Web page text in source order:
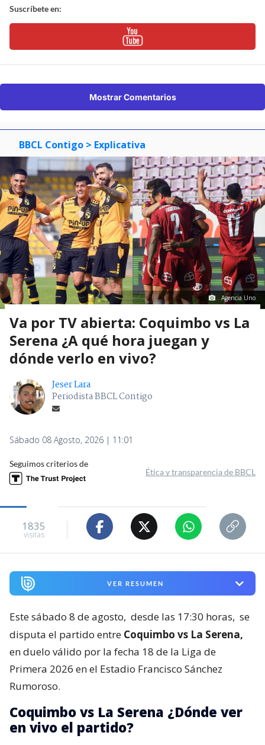
Suscríbete en:
Mostrar Comentarios
BBCL Contigo > Explicativa
Agencia Uno
Va por TV abierta: Coquimbo vs La
Serena ¿A qué hora juegan y
dónde verlo en vivo?
Jeser Lara
Periodista BBCL Contigo
Sábado 08 Agosto, 2026 | 11:01
Seguimos criterios de
Ética y transparencia de BBCL
1835
visitas
VER RESUMEN
Este sábado 8 de agosto, desde las 17:30 horas, se
disputa el partido entre Coquimbo vs La Serena,
en duelo válido por la fecha 18 de la Liga de
Primera 2026 en el Estadio Francisco Sánchez
Rumoroso.
Coquimbo vs La Serena ¿Dónde ver
en vivo el partido?